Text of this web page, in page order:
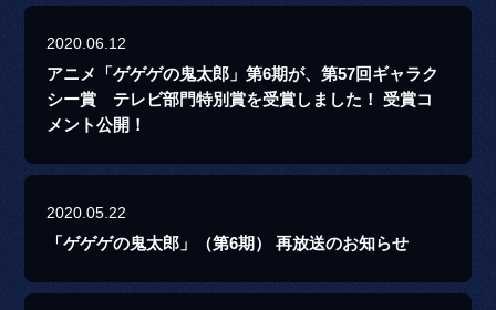
2020.06.12
アニメ「ゲゲゲの鬼太郎」第6期が、第57回ギャラク
シー賞 テレビ部門特別賞を受賞しました！ 受賞コ
メント公開！
2020.05.22
「ゲゲゲの鬼太郎」（第6期） 再放送のお知らせ